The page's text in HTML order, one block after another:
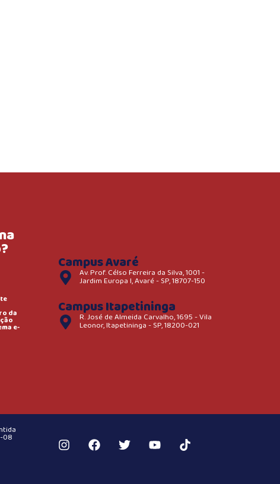
da
e-
Campus Avaré
Av. Prof. Célso Ferreira da Silva, 1001 -
Jardim Europa I, Avaré - SP, 18707-150
Campus Itapetininga
R. José de Almeida Carvalho, 1695 - Vila
Leonor, Itapetininga - SP, 18200-021
08